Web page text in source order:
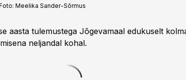
Meelika Sander-Sõrmus
aasta tulemustega Jõgevamaal edukuselt
neljandal kohal.